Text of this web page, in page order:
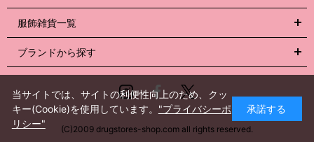
服飾雑貨一覧
ブランドから探す
InstagramFacebook
(C)2009 drugstores-shop.com all rights reserved.
当サイトでは、サイトの利便性向上のため、クッ
キー(Cookie)を使用しています。 "プライバシーポ
リシー"
承諾する